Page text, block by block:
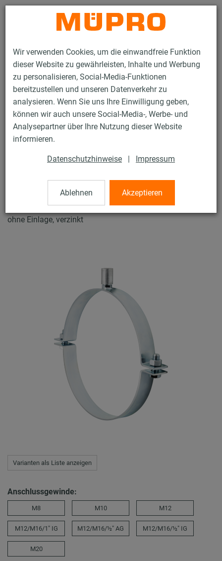
Wir verwenden Cookies, um die einwandfreie Funktion
dieser Website zu gewährleisten, Inhalte und Werbung
zu personalisieren, Social-Media-Funktionen
bereitzustellen und unseren Datenverkehr zu
analysieren. Wenn Sie uns Ihre Einwilligung geben,
können wir auch unsere Social-Media-, Werbe- und
Analysepartner über Ihre Nutzung dieser Website
informieren.
Datenschutzhinweise | Impressum
Ablehnen Akzeptieren
Kontakt
Produkte Befestigungstechnik
Rohrschellen
Schraubrohrschellen, schwere Ausführung
Schraubrohrschellen, schwere
Ausführung
ohne Einlage, verzinkt
Varianten als Liste anzeigen
Anschlussgewinde:
M8 M10 M12
M12/M16/1″ IG M12/M16/½″ AG M12/M16/½″ IG
M20